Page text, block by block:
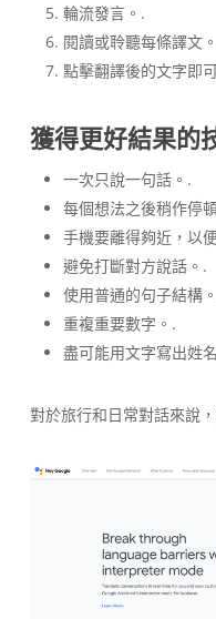
輪流發言。.
閱讀或聆聽每條譯文
點擊翻譯後的文字即
獲得更好結果的
一次只說一句話。.
每個想法之後稍作停
手機要離得夠近，以
避免打斷對方說話。.
使用普通的句子結構
重複重要數字。.
盡可能用文字寫出姓
對於旅行和日常對話來說